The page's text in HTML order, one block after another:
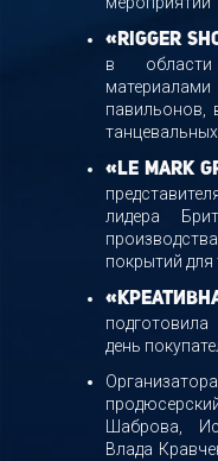
«Rigger
в области
павильонов,
«Le Mark
лидера
покрытий для
день
Шаброва,
Влада